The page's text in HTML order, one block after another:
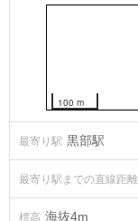
100 m
最寄り駅 黒部駅
最寄り駅までの直線距離
標高 海抜4m